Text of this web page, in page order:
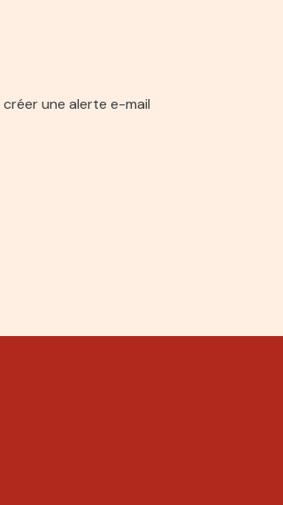
une alerte e-mail